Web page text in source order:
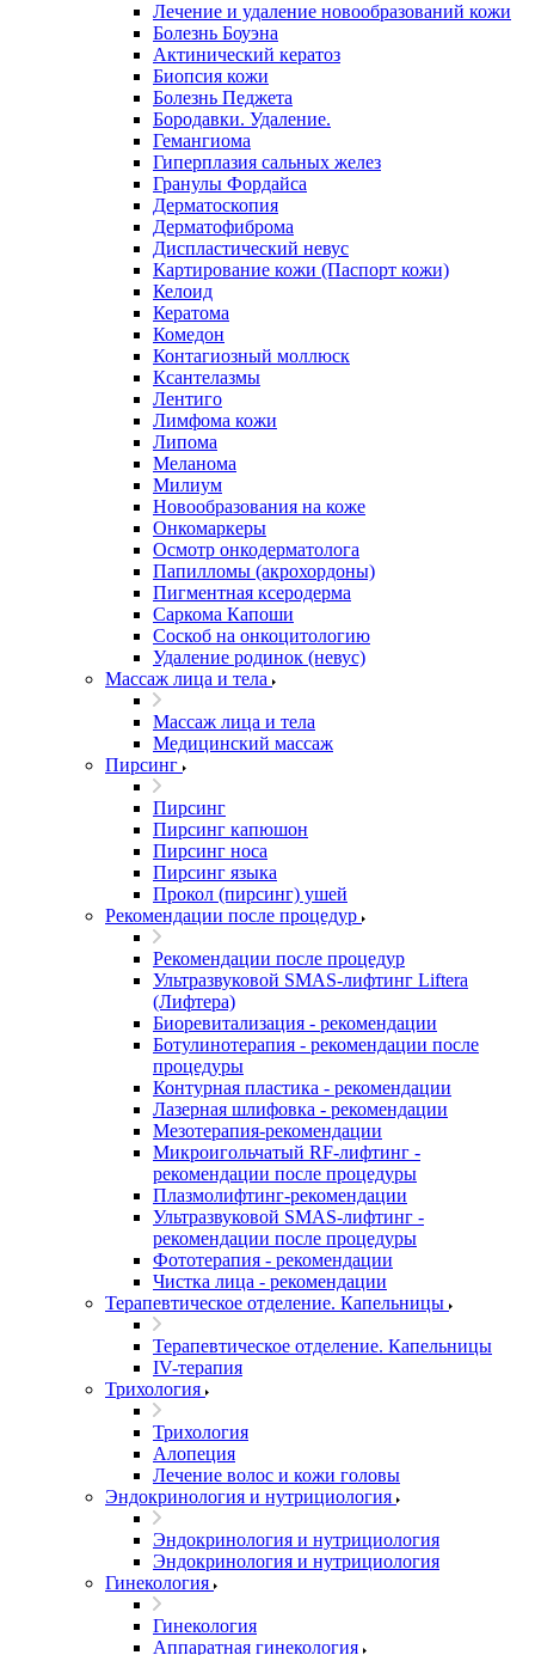
Лечение и удаление новообразований кожи
Болезнь Боуэна
Актинический кератоз
Биопсия кожи
Болезнь Педжета
Бородавки. Удаление.
Гемангиома
Гиперплазия сальных желез
Гранулы Фордайса
Дерматоскопия
Дерматофиброма
Диспластический невус
Картирование кожи (Паспорт кожи)
Келоид
Кератома
Комедон
Контагиозный моллюск
Ксантелазмы
Лентиго
Лимфома кожи
Липома
Меланома
Милиум
Новообразования на коже
Онкомаркеры
Осмотр онкодерматолога
Папилломы (акрохордоны)
Пигментная ксеродерма
Саркома Капоши
Соскоб на онкоцитологию
Удаление родинок (невус)
Массаж лица и тела
Массаж лица и тела
Медицинский массаж
Пирсинг
Пирсинг
Пирсинг капюшон
Пирсинг носа
Пирсинг языка
Прокол (пирсинг) ушей
Рекомендации после процедур
Рекомендации после процедур
Ультразвуковой SMAS-лифтинг Liftera
(Лифтера)
Биоревитализация - рекомендации
Ботулинотерапия - рекомендации после
процедуры
Контурная пластика - рекомендации
Лазерная шлифовка - рекомендации
Мезотерапия-рекомендации
Микроигольчатый RF-лифтинг -
рекомендации после процедуры
Плазмолифтинг-рекомендации
Ультразвуковой SMAS-лифтинг -
рекомендации после процедуры
Фототерапия - рекомендации
Чистка лица - рекомендации
Терапевтическое отделение. Капельницы
Терапевтическое отделение. Капельницы
IV-терапия
Трихология
Трихология
Алопеция
Лечение волос и кожи головы
Эндокринология и нутрициология
Эндокринология и нутрициология
Эндокринология и нутрициология
Гинекология
Гинекология
Аппаратная гинекология